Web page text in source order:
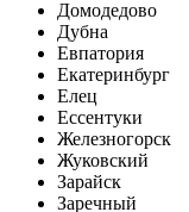
Домодедово
Дубна
Евпатория
Екатеринбург
Елец
Ессентуки
Железногорск
Жуковский
Зарайск
Заречный